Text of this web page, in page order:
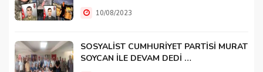
10/08/2023
SOSYALİST CUMHURİYET PARTİSİ MURAT
SOYCAN İLE DEVAM DEDİ …